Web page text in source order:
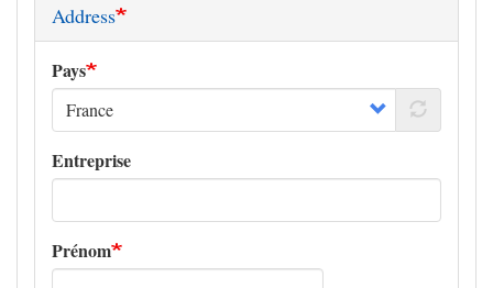
Address
Pays
Entreprise
Prénom